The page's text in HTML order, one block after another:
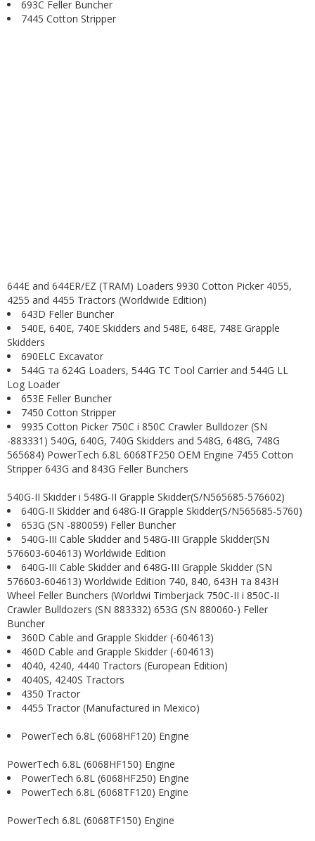
693C Feller Buncher
7445 Cotton Stripper
644E and 644ER/EZ (TRAM) Loaders 9930 Cotton Picker 4055,
4255 and 4455 Tractors (Worldwide Edition)
643D Feller Buncher
540E, 640E, 740E Skidders and 548E, 648E, 748E Grapple
Skidders
690ELC Excavator
544G та 624G Loaders, 544G TC Tool Carrier and 544G LL
Log Loader
653E Feller Buncher
7450 Cotton Stripper
9935 Cotton Picker 750C і 850C Crawler Bulldozer (SN
-883331) 540G, 640G, 740G Skidders and 548G, 648G, 748G
565684) PowerTech 6.8L 6068TF250 OEM Engine 7455 Cotton
Stripper 643G and 843G Feller Bunchers
540G-II Skidder і 548G-II Grapple Skidder(S/N565685-576602)
640G-II Skidder and 648G-II Grapple Skidder(S/N565685-5760)
653G (SN -880059) Feller Buncher
540G-III Cable Skidder and 548G-III Grapple Skidder(SN
576603-604613) Worldwide Edition
640G-III Cable Skidder and 648G-III Grapple Skidder (SN
576603-604613) Worldwide Edition 740, 840, 643H та 843H
Wheel Feller Bunchers (Worldwi Timberjack 750C-II і 850C-II
Crawler Bulldozers (SN 883332) 653G (SN 880060-) Feller
Buncher
360D Cable and Grapple Skidder (-604613)
460D Cable and Grapple Skidder (-604613)
4040, 4240, 4440 Tractors (European Edition)
4040S, 4240S Tractors
4350 Tractor
4455 Tractor (Manufactured in Mexico)
PowerTech 6.8L (6068HF120) Engine
PowerTech 6.8L (6068HF150) Engine
PowerTech 6.8L (6068HF250) Engine
PowerTech 6.8L (6068TF120) Engine
PowerTech 6.8L (6068TF150) Engine